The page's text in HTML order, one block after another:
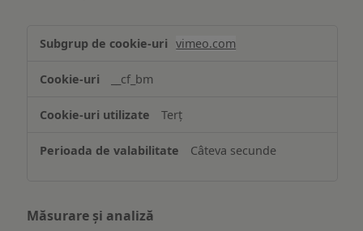
funcționalităților
ului
vimeo.com
__cf_bm
Terț
Câteva secunde
Măsurare și analiză